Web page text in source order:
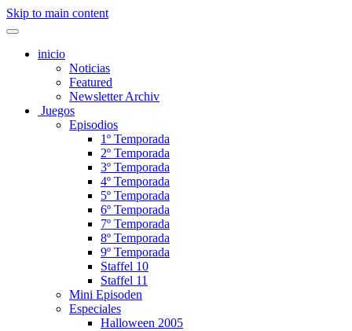
Skip to main content
inicio
Noticias
Featured
Newsletter Archiv
Juegos
Episodios
1º Temporada
2º Temporada
3º Temporada
4º Temporada
5º Temporada
6º Temporada
7º Temporada
8º Temporada
9º Temporada
Staffel 10
Staffel 11
Mini Episoden
Especiales
Halloween 2005